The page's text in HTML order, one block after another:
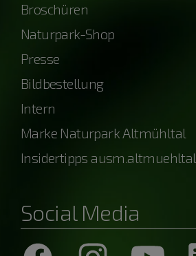
Broschüren
Naturpark-Shop
Presse
Bildbestellung
Intern
Marke Naturpark Altmühltal
Insidertipps ausm.altmuehltal
Social Media